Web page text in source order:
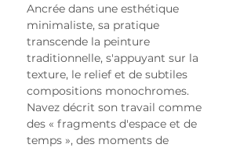
Ancrée dans une esthétique
minimaliste, sa pratique
transcende la peinture
traditionnelle, s'appuyant sur la
texture, le relief et de subtiles
compositions monochromes.
Navez décrit son travail comme
des « fragments d'espace et de
temps », des moments de